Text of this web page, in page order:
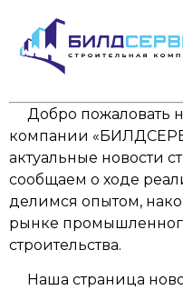
Добро пожаловать
компании
актуальные новости
сообщаем о ходе
делимся опытом,
рынке
строительства.
Наша страница